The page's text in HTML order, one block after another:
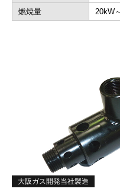
燃焼量 20kW
大阪ガス開発当社製造